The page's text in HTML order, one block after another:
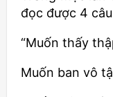
đọc được 4
“Muốn thấy
Muốn ban vô